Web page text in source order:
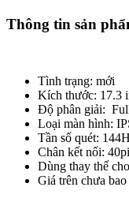
Thông tin sản
Tình trạng: mới
Kích thước: 17.3
Độ phân giải:
Loại màn hình:
Tần số quét:
Chân kết nối:
Dùng thay thế cho
Giá trên chưa